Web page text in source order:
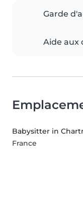
Garde
Aide aux
Babysitter in
France